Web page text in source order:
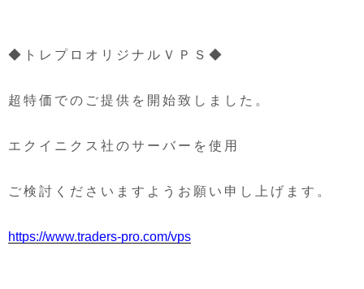
◆トレプロオリジナルＶＰＳ◆
超特価でのご提供を開始致しました。
エクイニクス社のサーバーを使用
ご検討くださいますようお願い申し上げます。
https://www.traders-pro.com/vps